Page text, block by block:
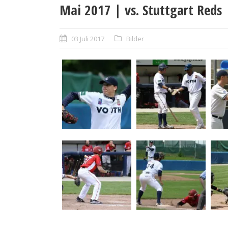
Mai 2017 | vs. Stuttgart Reds
03 Juli 2017 Bilder